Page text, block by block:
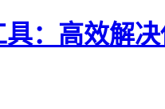
：高效解